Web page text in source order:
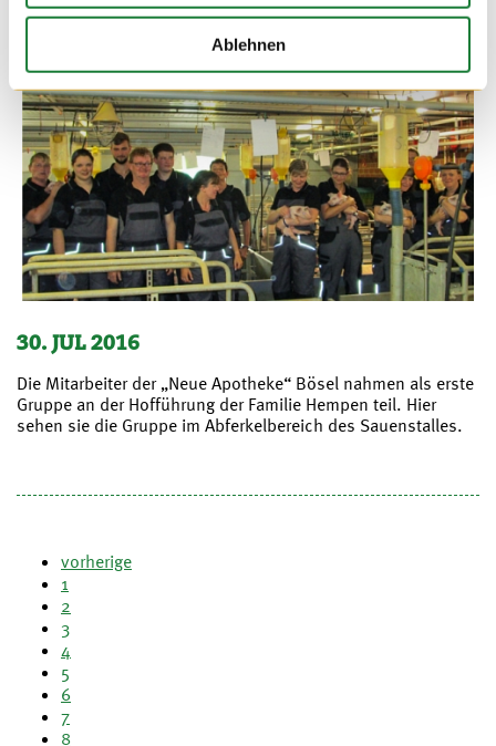
Ablehnen
30. JUL 2016
Die Mitarbeiter der „Neue Apotheke“ Bösel nahmen als erste
Gruppe an der Hofführung der Familie Hempen teil. Hier
sehen sie die Gruppe im Abferkelbereich des Sauenstalles.
vorherige
1
2
3
4
5
6
7
8